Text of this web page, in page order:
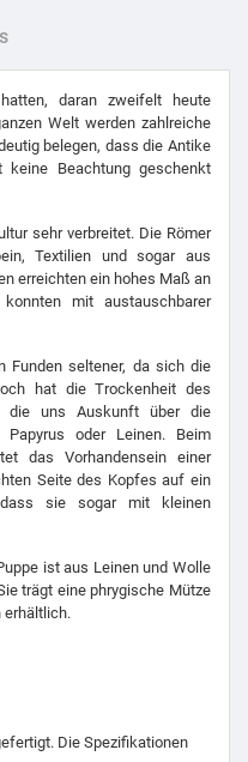
daran zweifelt heute
Welt werden zahlreiche
belegen, dass die Antike
Beachtung geschenkt
sehr verbreitet. Die Römer
Textilien und sogar aus
erreichten ein hohes Maß an
mit austauschbarer
Funden seltener, da sich die
hat die Trockenheit des
die uns Auskunft über die
oder Leinen. Beim
das Vorhandensein einer
Seite des Kopfes auf ein
sie sogar mit kleinen
ist aus Leinen und Wolle
trägt eine phrygische Mütze
erhältlich.
Die Spezifikationen